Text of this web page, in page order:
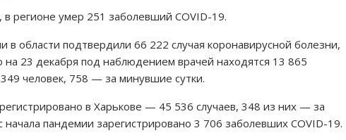
регионе умер 251 заболевший COVID-19.
области подтвердили 66 222 случая коронавирусной болезни,
23 декабря под наблюдением врачей находятся 13 865
человек, 758 — за минувшие сутки.
в Харькове — 45 536 случаев, 348 из них — за
пандемии зарегистрировано 3 706 заболевших СOVID-19.